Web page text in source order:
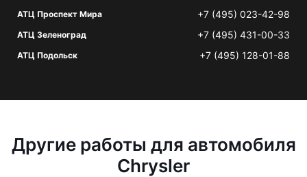
АТЦ Проспект Мира +7 (495) 023-42-98
АТЦ Зеленоград +7 (495) 431-00-33
АТЦ Подольск +7 (495) 128-01-88
Другие работы для автомобиля
Chrysler